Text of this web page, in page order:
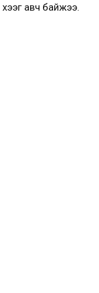
хээг авч байжээ.